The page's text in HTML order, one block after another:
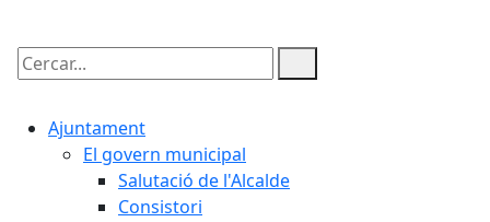
Cercar:
Ajuntament
El govern municipal
Salutació de l'Alcalde
Consistori